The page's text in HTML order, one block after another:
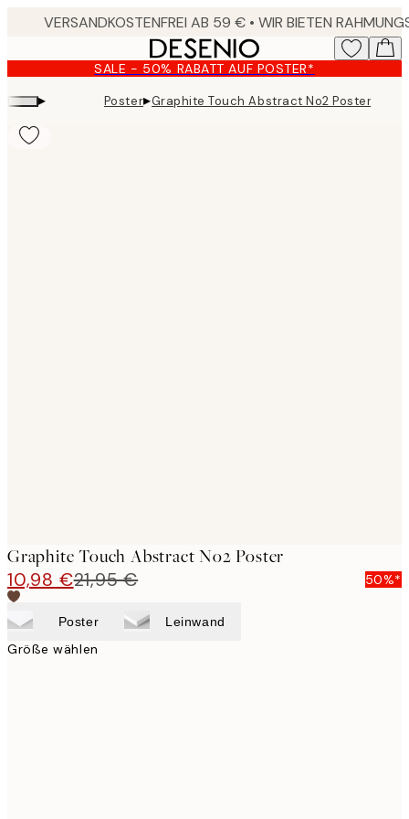
content.
SALE - 50% RABATT AUF POSTER*
▸ Poster▸Graphite Touch Abstract No2 Poster
Graphite Touch Abstract No2 Poster
10,98 €21,95 € 50%*
Poster Leinwand
Größe wählen